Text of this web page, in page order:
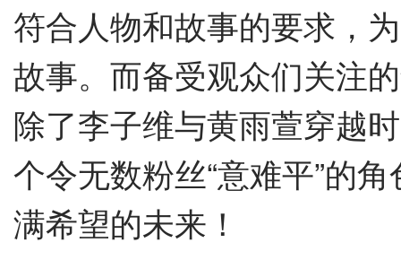
符合人物和故事的要求，
故事。而备受观众们关注
除了李子维与黄雨萱穿越
个令无数粉丝“意难平”的
满希望的未来！